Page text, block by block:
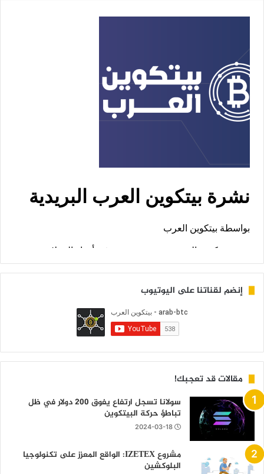
إنضم لقناتنا على اليوتيوب
مقالات قد تعجبك!
سولانا تسجل ارتفاع يفوق 200 دولار في ظل
تباطؤ حركة البيتكوين
2024-03-18
مشروع IZETEX: الواقع المعزز على تكنولوجيا
البلوكشين